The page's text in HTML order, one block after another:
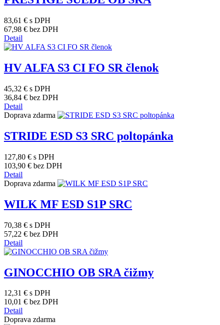
83,61 € s DPH
67,98 € bez DPH
Detail
HV ALFA S3 CI FO SR členok
45,32 € s DPH
36,84 € bez DPH
Detail
Doprava zdarma
STRIDE ESD S3 SRC poltopánka
127,80 € s DPH
103,90 € bez DPH
Detail
Doprava zdarma
WILK MF ESD S1P SRC
70,38 € s DPH
57,22 € bez DPH
Detail
GINOCCHIO OB SRA čižmy
12,31 € s DPH
10,01 € bez DPH
Detail
Doprava zdarma